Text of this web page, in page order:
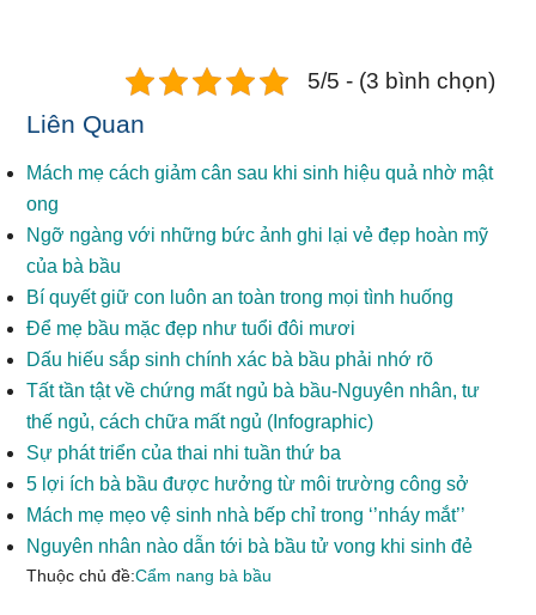
5/5 - (3 bình chọn)
Liên Quan
Mách mẹ cách giảm cân sau khi sinh hiệu quả nhờ mật
ong
Ngỡ ngàng với những bức ảnh ghi lại vẻ đẹp hoàn mỹ
của bà bầu
Bí quyết giữ con luôn an toàn trong mọi tình huống
Để mẹ bầu mặc đẹp như tuổi đôi mươi
Dấu hiếu sắp sinh chính xác bà bầu phải nhớ rõ
Tất tần tật về chứng mất ngủ bà bầu-Nguyên nhân, tư
thế ngủ, cách chữa mất ngủ (Infographic)
Sự phát triển của thai nhi tuần thứ ba
5 lợi ích bà bầu được hưởng từ môi trường công sở
Mách mẹ mẹo vệ sinh nhà bếp chỉ trong ‘’nháy mắt’’
Nguyên nhân nào dẫn tới bà bầu tử vong khi sinh đẻ
Thuộc chủ đề:Cẩm nang bà bầu